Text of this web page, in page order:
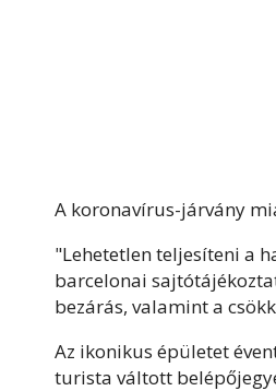
A koronavírus-járvány
"Lehetetlen teljesíteni a
barcelonai
bezárás, valamint a
Az ikonikus épületet
turista váltott